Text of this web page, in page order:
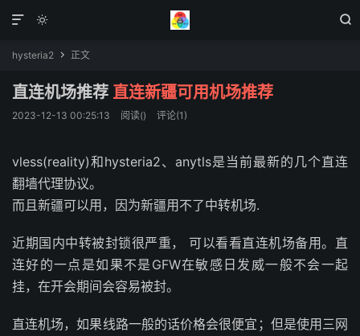



hysteria2  正文
直连机场推荐 直连新疆可用机场推荐
2023-12-13 00:25:13 阅读() 评论(1)
vless(reality)和hysteria2、anytls是当前最新的几个直连
翻墙代理协议。
而且新疆可以用，因为新疆用不了中转机场.
近期国内中转被封锁很严重， 可以看看直连机场备用。直
连好的一点是如果不是GFW在敏感日发威一般不会一起
挂，在开会期间会容易被封。
直连机场，如果线路一般的话价格会很便宜；但是使用三网